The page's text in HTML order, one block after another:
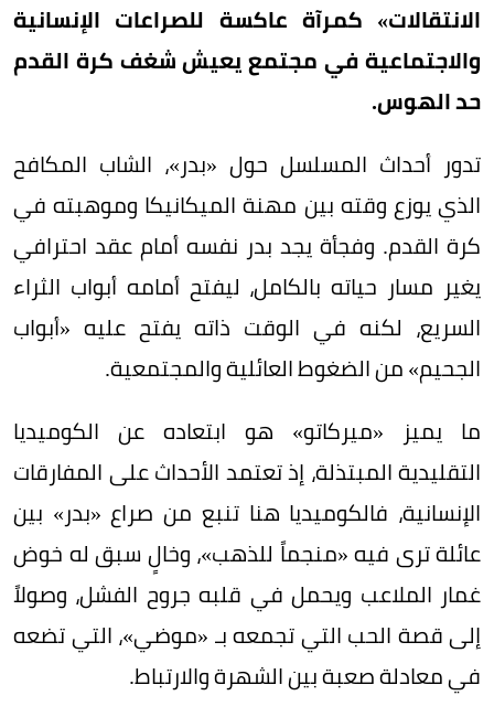
الانتقالات» كمرآة عاكسة للصراعات الإنسانية
والاجتماعية في مجتمع يعيش شغف كرة القدم
حد الهوس.
تدور أحداث المسلسل حول «بدر»، الشاب المكافح
الذي يوزع وقته بين مهنة الميكانيكا وموهبته في
كرة القدم. وفجأة يجد بدر نفسه أمام عقد احترافي
يغير مسار حياته بالكامل، ليفتح أمامه أبواب الثراء
السريع، لكنه في الوقت ذاته يفتح عليه «أبواب
الجحيم» من الضغوط العائلية والمجتمعية.
ما يميز «ميركاتو» هو ابتعاده عن الكوميديا
التقليدية المبتذلة، إذ تعتمد الأحداث على المفارقات
الإنسانية، فالكوميديا هنا تنبع من صراع «بدر» بين
عائلة ترى فيه «منجماً للذهب»، وخالٍ سبق له خوض
غمار الملاعب ويحمل في قلبه جروح الفشل، وصولاً
إلى قصة الحب التي تجمعه بـ «موضي»، التي تضعه
في معادلة صعبة بين الشهرة والارتباط.